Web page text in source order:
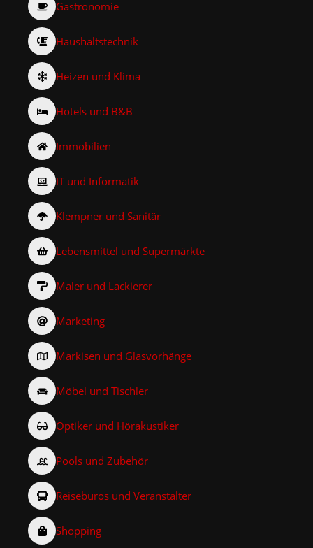
Gastronomie
Haushaltstechnik
Heizen und Klima
Hotels und B&B
Immobilien
IT und Informatik
Klempner und Sanitär
Lebensmittel und Supermärkte
Maler und Lackierer
Marketing
Markisen und Glasvorhänge
Möbel und Tischler
Optiker und Hörakustiker
Pools und Zubehör
Reisebüros und Veranstalter
Shopping